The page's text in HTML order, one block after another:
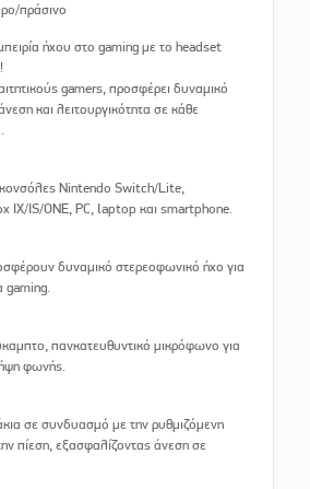
πράσινο
ήχου στο gaming με το headset
gamers, προσφέρει δυναμικό
και λειτουργικότητα σε κάθε
Nintendo Switch/Lite,
IX/IS/ONE, PC, laptop και smartphone.
δυναμικό στερεοφωνικό ήχο για
gaming.
πανκατευθυντικό μικρόφωνο για
φωνής.
σε συνδυασμό με την ρυθμιζόμενη
πίεση, εξασφαλίζοντας άνεση σε